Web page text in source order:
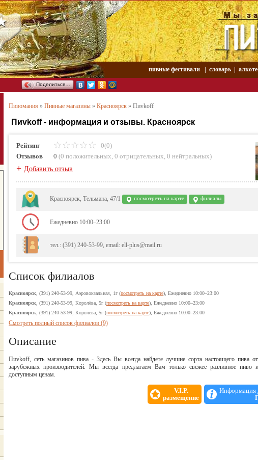
пивные фестивали словарь
Поделиться…
Пивомания » Пивные магазины » Красноярск » Пиvkoff
Пиvkoff - информация и отзывы. Красноярск
Рейтинг
0(0)
Отзывов
0 (0 положительных, 0 отрицательных, 0 нейтральных)
+ Добавить отзыв
Красноярск, Тельмана, 47/1 посмотреть на карте филиалы
Ежедневно 10:00–23:00
тел.: (391) 240-53-99, email: ell-plus@mail.ru
Список филиалов
Красноярск , (391) 240-53-99, Аэровокзальная, 1г (посмотреть на карте), Ежедневно 10:00–23:00
Красноярск , (391) 240-53-99, Королёва, 5г (посмотреть на карте), Ежедневно 10:00–23:00
Красноярск , (391) 240-53-99, Королёва, 5г (посмотреть на карте), Ежедневно 10:00–23:00
Смотреть полный список филиалов (9)
Описание
Пиvkoff, сеть магазинов пива - Здесь Вы всегда найдете лучшие сорта настоящего пива
зарубежных производителей. Мы всегда предлагаем Вам только свежее разливное
доступным ценам.
V.I.P.
размещение
Информация